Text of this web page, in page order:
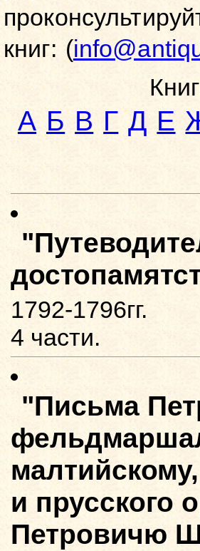
книг: (
А Б В Г Д Е
1792-1796гг.
4 части.
"Письма
и прусского
Петровичю